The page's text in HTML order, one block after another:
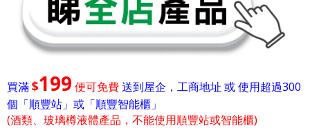
買滿$199 便可免費送到屋企，工商地址 或 使用超過300
個「順豐站」或「順豐智能櫃」
(酒類、玻璃樽液體產品，不能使用順豐站或智能櫃)